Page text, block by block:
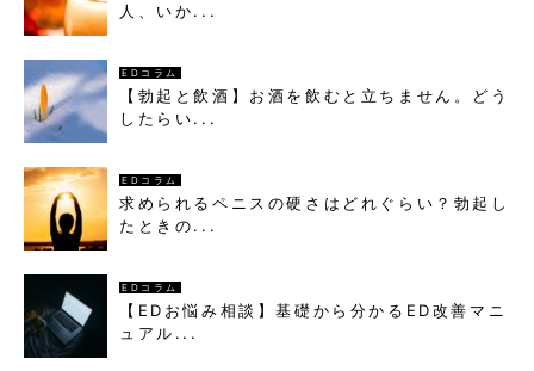
人、いか...
EDコラム
【勃起と飲酒】お酒を飲むと立ちません。どう
したらい...
EDコラム
求められるペニスの硬さはどれぐらい？勃起し
たときの...
EDコラム
【EDお悩み相談】基礎から分かるED改善マニ
ュアル...